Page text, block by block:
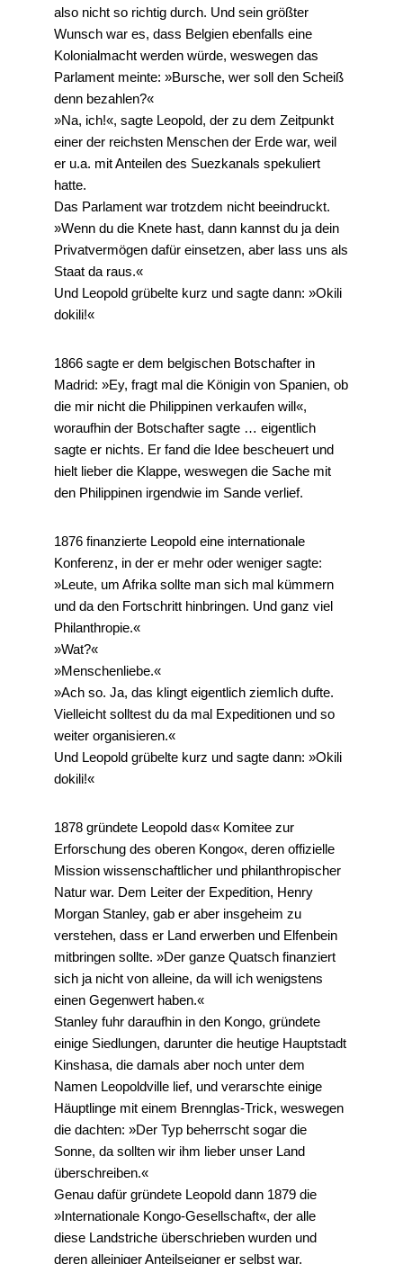
also nicht so richtig durch. Und sein größter
Wunsch war es, dass Belgien ebenfalls eine
Kolonialmacht werden würde, weswegen das
Parlament meinte: »Bursche, wer soll den Scheiß
denn bezahlen?«
»Na, ich!«, sagte Leopold, der zu dem Zeitpunkt
einer der reichsten Menschen der Erde war, weil
er u.a. mit Anteilen des Suezkanals spekuliert
hatte.
Das Parlament war trotzdem nicht beeindruckt.
»Wenn du die Knete hast, dann kannst du ja dein
Privatvermögen dafür einsetzen, aber lass uns als
Staat da raus.«
Und Leopold grübelte kurz und sagte dann: »Okili
dokili!«
1866 sagte er dem belgischen Botschafter in
Madrid: »Ey, fragt mal die Königin von Spanien, ob
die mir nicht die Philippinen verkaufen will«,
woraufhin der Botschafter sagte … eigentlich
sagte er nichts. Er fand die Idee bescheuert und
hielt lieber die Klappe, weswegen die Sache mit
den Philippinen irgendwie im Sande verlief.
1876 finanzierte Leopold eine internationale
Konferenz, in der er mehr oder weniger sagte:
»Leute, um Afrika sollte man sich mal kümmern
und da den Fortschritt hinbringen. Und ganz viel
Philanthropie.«
»Wat?«
»Menschenliebe.«
»Ach so. Ja, das klingt eigentlich ziemlich dufte.
Vielleicht solltest du da mal Expeditionen und so
weiter organisieren.«
Und Leopold grübelte kurz und sagte dann: »Okili
dokili!«
1878 gründete Leopold das« Komitee zur
Erforschung des oberen Kongo«, deren offizielle
Mission wissenschaftlicher und philanthropischer
Natur war. Dem Leiter der Expedition, Henry
Morgan Stanley, gab er aber insgeheim zu
verstehen, dass er Land erwerben und Elfenbein
mitbringen sollte. »Der ganze Quatsch finanziert
sich ja nicht von alleine, da will ich wenigstens
einen Gegenwert haben.«
Stanley fuhr daraufhin in den Kongo, gründete
einige Siedlungen, darunter die heutige Hauptstadt
Kinshasa, die damals aber noch unter dem
Namen Leopoldville lief, und verarschte einige
Häuptlinge mit einem Brennglas-Trick, weswegen
die dachten: »Der Typ beherrscht sogar die
Sonne, da sollten wir ihm lieber unser Land
überschreiben.«
Genau dafür gründete Leopold dann 1879 die
»Internationale Kongo-Gesellschaft«, der alle
diese Landstriche überschrieben wurden und
deren alleiniger Anteilseigner er selbst war.